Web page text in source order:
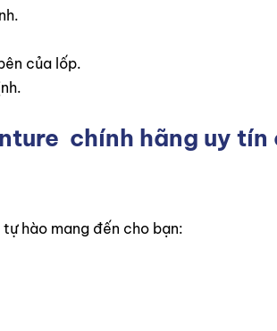
của lốp.
chính hãng uy tín
hào mang đến cho bạn: